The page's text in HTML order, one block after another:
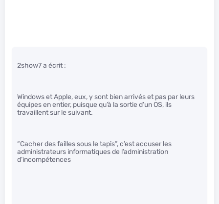
2show7 a écrit :
Windows et Apple, eux, y sont bien arrivés et pas par leurs
équipes en entier, puisque qu’à la sortie d’un OS, ils
travaillent sur le suivant.
“Cacher des failles sous le tapis”, c’est accuser les
administrateurs informatiques de l’administration
d’incompétences